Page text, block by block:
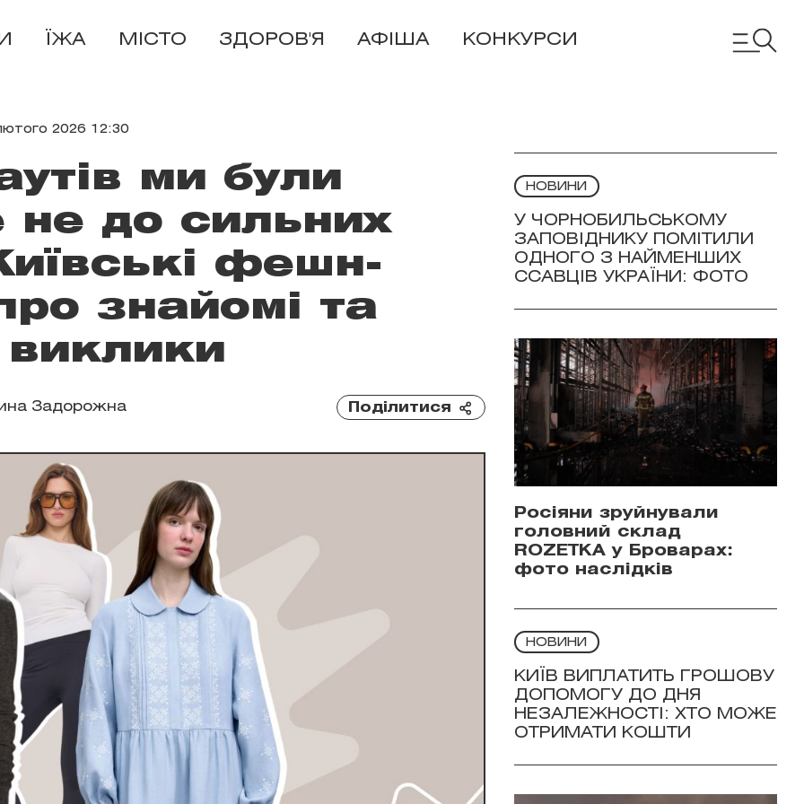
ЇЖА МІСТО ЗДОРОВ'Я АФІША КОНКУРСИ
2026 12:30
ми були
не до сильних
фешн-
знайомі та
виклики
Задорожна Поділитися
НОВИНИ
У ЧОРНОБИЛЬСЬКОМУ
ЗАПОВІДНИКУ ПОМІТИЛИ
ОДНОГО З НАЙМЕНШИХ
ССАВЦІВ УКРАЇНИ: ФОТО
Росіяни зруйнували
головний склад
ROZETKA у Броварах:
фото наслідків
НОВИНИ
КИЇВ ВИПЛАТИТЬ ГРОШОВУ
ДОПОМОГУ ДО ДНЯ
НЕЗАЛЕЖНОСТІ: ХТО МОЖЕ
ОТРИМАТИ КОШТИ